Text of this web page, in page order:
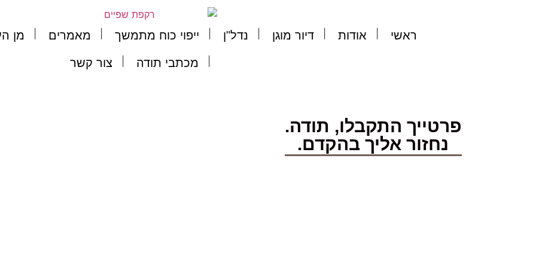
ראשי אודות דיור מוגן נדל"ן ייפוי כוח מתמשך מאמרים מן
מכתבי תודה צור קשר
פרטייך התקבלו, תודה.
נחזור אליך בהקדם.